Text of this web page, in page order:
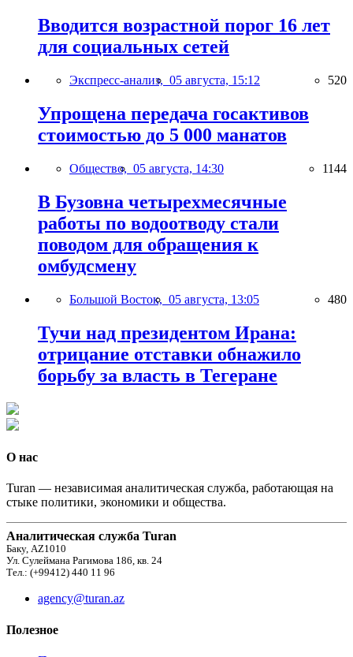
Вводится возрастной порог 16 лет
для социальных сетей
Экспресс-анализ, 05 августа, 15:12 520
Упрощена передача госактивов
стоимостью до 5 000 манатов
Общество, 05 августа, 14:30 1144
В Бузовна четырехмесячные
работы по водоотводу стали
поводом для обращения к
омбудсмену
Большой Восток, 05 августа, 13:05 480
Тучи над президентом Ирана:
отрицание отставки обнажило
борьбу за власть в Тегеране
О нас
Turan — независимая аналитическая служба, работающая на
стыке политики, экономики и общества.
Аналитическая служба Turan
Баку, AZ1010
Ул. Сулеймана Рагимова 186, кв. 24
Тел.: (+99412) 440 11 96
agency@turan.az
Полезное